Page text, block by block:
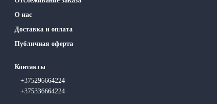
О нас
Доставка и оплата
Публичная оферта
Контакты
+375296664224
+375336664224